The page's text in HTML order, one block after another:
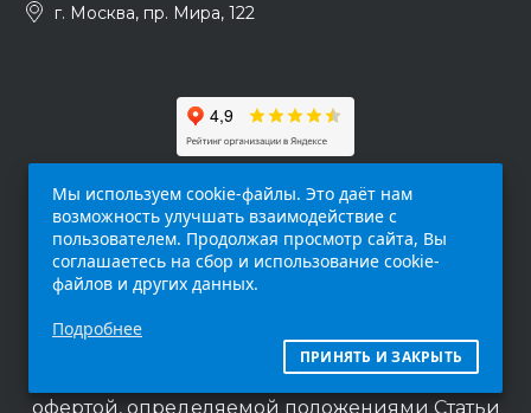
г. Москва, пр. Мира, 122
интернет-сайт (
исключительно информационный характер и
ни при каких условиях не является публичной
офертой, определяемой положениями Статьи
Мы используем cookie-файлы. Это даёт нам
возможность улучшать взаимодействие с
пользователем. Продолжая просмотр сайта, Вы
соглашаетесь на сбор и использование cookie-
файлов и других данных.
Подробнее
ПРИНЯТЬ И ЗАКРЫТЬ